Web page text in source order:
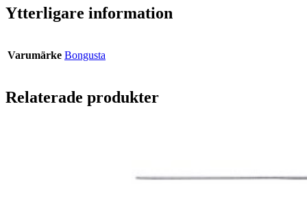
Ytterligare information
Varumärke Bongusta
Relaterade produkter